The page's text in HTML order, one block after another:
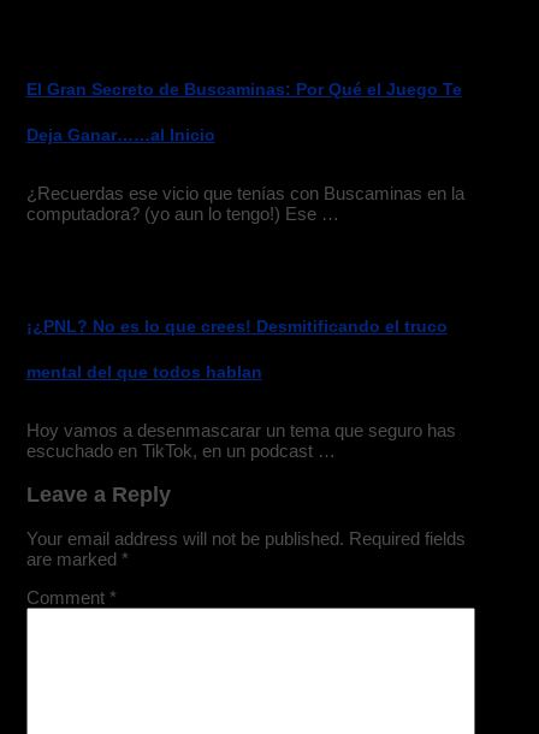
El Gran Secreto de Buscaminas: Por Qué el Juego Te
Deja Ganar……al Inicio
¿Recuerdas ese vicio que tenías con Buscaminas en la
computadora? (yo aun lo tengo!) Ese …
¡¿PNL? No es lo que crees! Desmitificando el truco
mental del que todos hablan
Hoy vamos a desenmascarar un tema que seguro has
escuchado en TikTok, en un podcast …
Leave a Reply
Your email address will not be published. Required fields
are marked *
Comment *